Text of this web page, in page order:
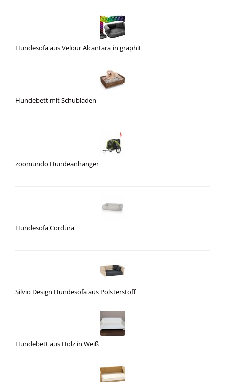
Hundesofa aus Velour Alcantara in graphit
Hundebett mit Schubladen
zoomundo Hundeanhänger
Hundesofa Cordura
Silvio Design Hundesofa aus Polsterstoff
Hundebett aus Holz in Weiß